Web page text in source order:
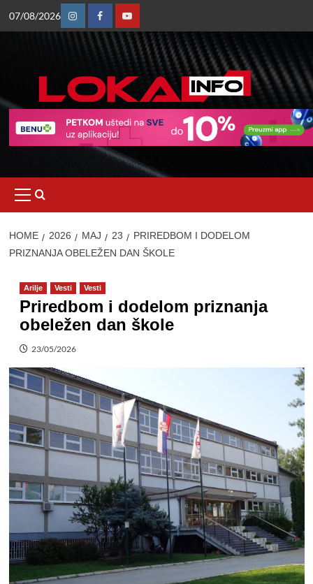
07/08/2026
InstagramFacebookYoutube
Menu
HOME 2026 МАЈ 23
PRIREDBOM I DODELOM
PRIZNANJA OBELEŽEN DAN ŠKOLE
Arilje Vesti Vesti
Priredbom i dodelom priznanja
obeležen dan škole
23/05/2026